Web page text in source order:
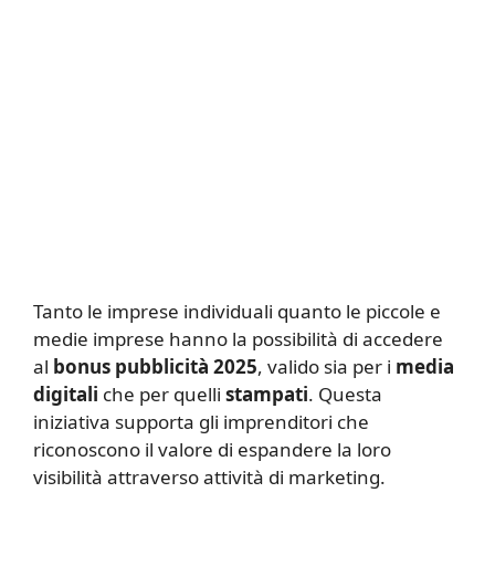
Tanto le imprese individuali quanto le piccole e
medie imprese hanno la possibilità di accedere
al bonus pubblicità 2025, valido sia per i media
digitali che per quelli stampati. Questa
iniziativa supporta gli imprenditori che
riconoscono il valore di espandere la loro
visibilità attraverso attività di marketing.